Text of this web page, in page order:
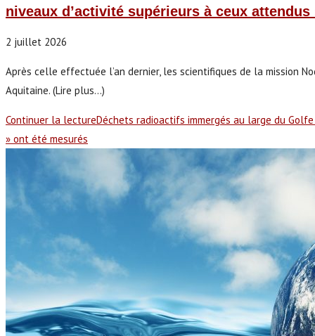
niveaux d’activité supérieurs à ceux
2 juillet 2026
Après celle effectuée l’an dernier, les scientifiques de la mission
Aquitaine. (Lire plus...)
Continuer la lectureDéchets radioactifs immergés au large du
» ont été mesurés